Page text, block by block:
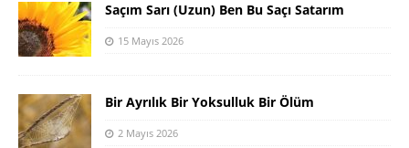
Saçım Sarı (Uzun) Ben Bu Saçı Satarım
15 Mayıs 2026
Bir Ayrılık Bir Yoksulluk Bir Ölüm
2 Mayıs 2026